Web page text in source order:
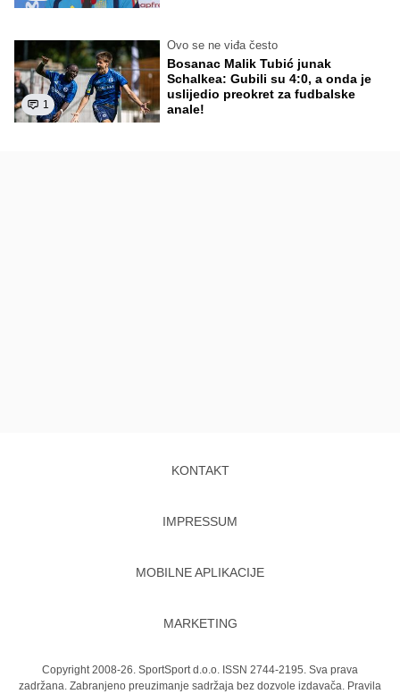
1
Ovo se ne viđa često
Bosanac Malik Tubić junak
Schalkea: Gubili su 4:0, a onda je
uslijedio preokret za fudbalske
anale!
KONTAKT
IMPRESSUM
MOBILNE APLIKACIJE
MARKETING
Copyright 2008-26. SportSport d.o.o. ISSN 2744-2195. Sva prava
zadržana. Zabranjeno preuzimanje sadržaja bez dozvole izdavača. Pravila